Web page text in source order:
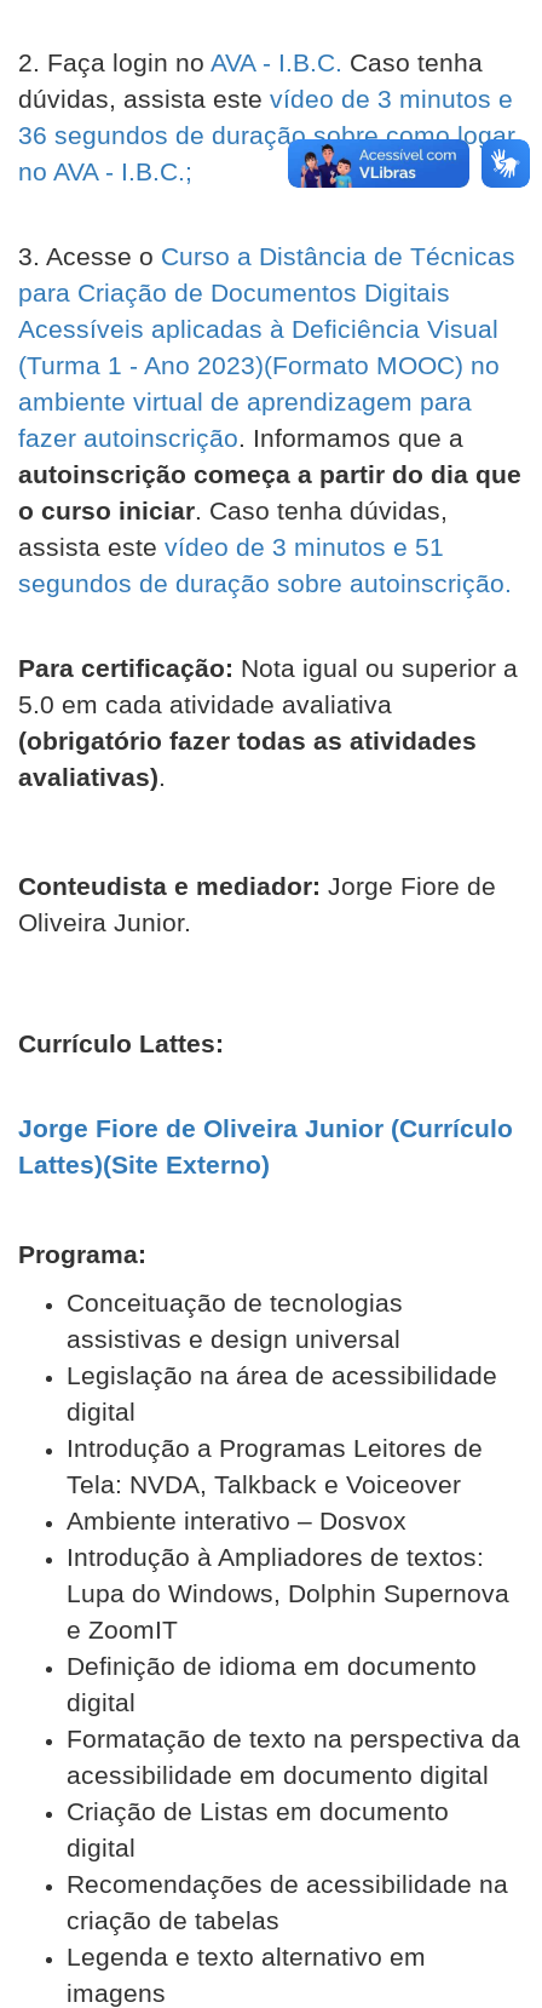
2. Faça login no AVA - I.B.C. Caso tenha
dúvidas, assista este vídeo de 3 minutos e
36 segundos de duração sobre como logar
no AVA - I.B.C.;
3. Acesse o Curso a Distância de Técnicas
para Criação de Documentos Digitais
Acessíveis aplicadas à Deficiência Visual
(Turma 1 - Ano 2023)(Formato MOOC) no
ambiente virtual de aprendizagem para
fazer autoinscrição. Informamos que a
autoinscrição começa a partir do dia que
o curso iniciar. Caso tenha dúvidas,
assista este vídeo de 3 minutos e 51
segundos de duração sobre autoinscrição.
Para certificação: Nota igual ou superior a
5.0 em cada atividade avaliativa
(obrigatório fazer todas as atividades
avaliativas).
Conteudista e mediador: Jorge Fiore de
Oliveira Junior.
Currículo Lattes:
Jorge Fiore de Oliveira Junior (Currículo
Lattes)(Site Externo)
Programa:
Conceituação de tecnologias
assistivas e design universal
Legislação na área de acessibilidade
digital
Introdução a Programas Leitores de
Tela: NVDA, Talkback e Voiceover
Ambiente interativo – Dosvox
Introdução à Ampliadores de textos:
Lupa do Windows, Dolphin Supernova
e ZoomIT
Definição de idioma em documento
digital
Formatação de texto na perspectiva da
acessibilidade em documento digital
Criação de Listas em documento
digital
Recomendações de acessibilidade na
criação de tabelas
Legenda e texto alternativo em
imagens